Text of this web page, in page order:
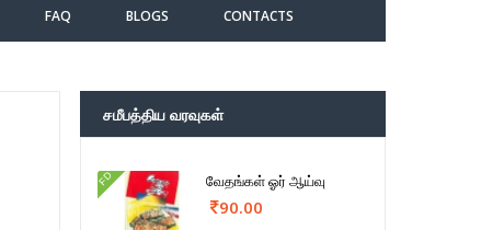
FAQ BLOGS CONTACTS
சமீபத்திய வரவுகள்
FD வேதங்கள் ஓர் ஆய்வு
90.00